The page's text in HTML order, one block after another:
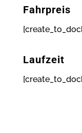
Fahrpreis
Laufzeit